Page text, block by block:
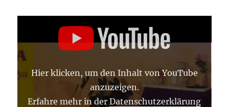
„YOGA
ÜBERWINDUNG
VON
ANGST
UND
UNSICHERHEIT
–
ENTSPANNEN
KRAFT
Hier klicken, um den Inhalt von YouTube
anzuzeigen.
Erfahre mehr in derDatenschutzerklärung